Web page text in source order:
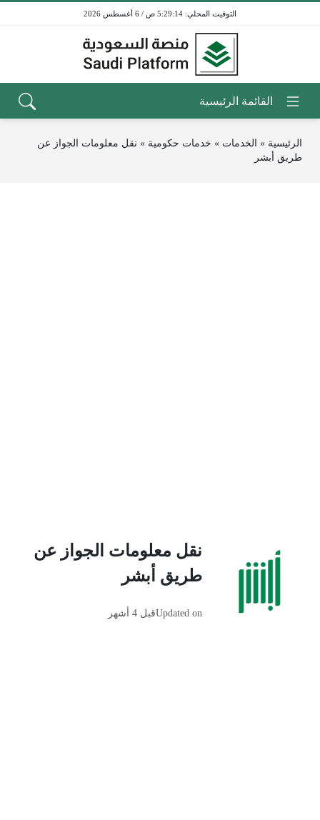
5:29:14 ص / 6 أغسطس 2026
الرئيسية » الخدمات » خدمات حكومية » نقل معلومات الجواز عن
طريق أبشر
نقل معلومات الجواز عن
طريق أبشر
Updated onقبل 4 أشهر